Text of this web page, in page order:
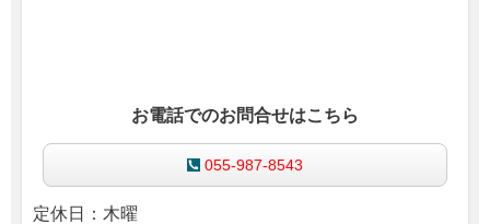
お電話でのお問合せはこちら
055-987-8543
定休日： 木曜